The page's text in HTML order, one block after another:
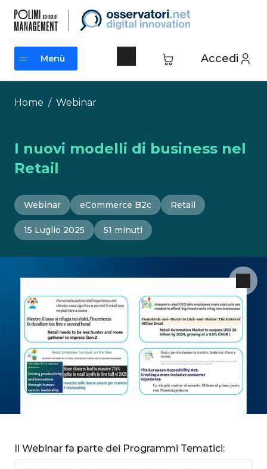
contenuto
Accedi
Menù
Menù
Home / Webinar
I nuovi modelli di business nel
Retail
Webinar eCommerce B2c Retail
15 Luglio 2025 51 minuti
Il Webinar fa parte dei Programmi Tematici: